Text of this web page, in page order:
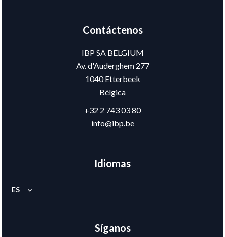
Contáctenos
IBP SA BELGIUM
Av. d'Auderghem 277
1040Etterbeek
Bélgica
+32 2 743 03 80
info@ibp.be
Idiomas
ES
Síganos